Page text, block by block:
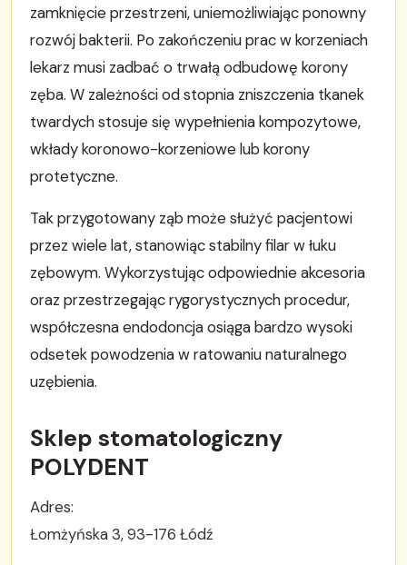
zamknięcie przestrzeni, uniemożliwiając ponowny
rozwój bakterii. Po zakończeniu prac w korzeniach
lekarz musi zadbać o trwałą odbudowę korony
zęba. W zależności od stopnia zniszczenia tkanek
twardych stosuje się wypełnienia kompozytowe,
wkłady koronowo-korzeniowe lub korony
protetyczne.
Tak przygotowany ząb może służyć pacjentowi
przez wiele lat, stanowiąc stabilny filar w łuku
zębowym. Wykorzystując odpowiednie akcesoria
oraz przestrzegając rygorystycznych procedur,
współczesna endodoncja osiąga bardzo wysoki
odsetek powodzenia w ratowaniu naturalnego
uzębienia.
Sklep stomatologiczny
POLYDENT
Adres:
Łomżyńska 3, 93-176 Łódź